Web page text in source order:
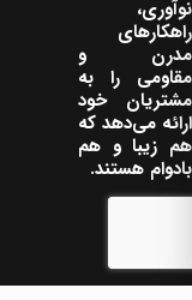
نوآوری،
راهکارهای
مدرن و
مقاومی را به
مشتریان خود
ارائه می‌دهد که
هم زیبا و هم
بادوام هستند.